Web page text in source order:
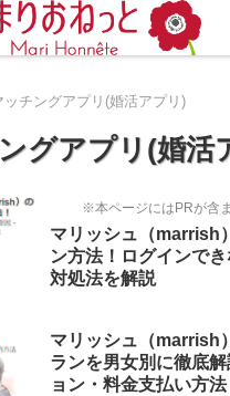
の体験談・評判・秘訣がわかる情報
ッチングアプリ(婚活アプリ)
グアプリ(婚活
※本ページにはPRが含ま
マリッシュ（marrish
ン方法！ログインでき
対処法を解説
マリッシュ（marrish
ランを男女別に徹底
ョン・料金支払い方